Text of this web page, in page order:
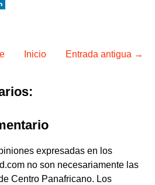
Entrada antigua →
Inicio
expresadas en los
no son necesariamente las
Centro Panafricano. Los